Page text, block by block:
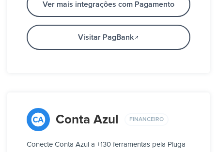
Ver mais integrações com Pagamento
Visitar PagBank
Conta Azul FINANCEIRO
Conecte Conta Azul a +130 ferramentas pela Pluga